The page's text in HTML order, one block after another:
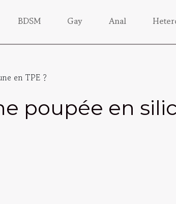
BDSM Gay Anal
en TPE ?
poupée en